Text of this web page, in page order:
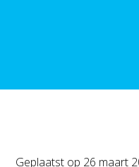
Geplaatst op 26 maart